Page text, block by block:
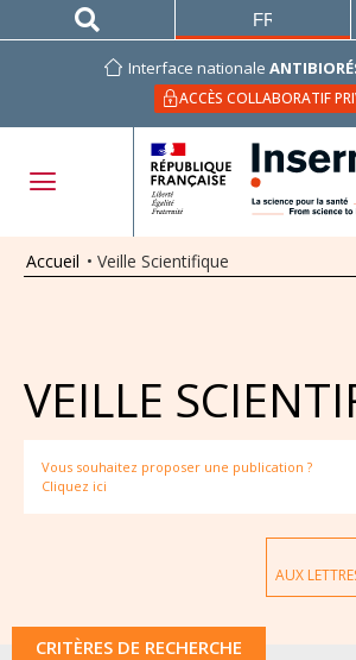
Interface nationale
ACCÈS COLLABORATIF
FRANÇAIS
Accueil • Veille Scientifique
VEILLE
Vous souhaitez proposer une publication ?
Cliquez ici
AUX
CRITÈRES DE RECHERCHE